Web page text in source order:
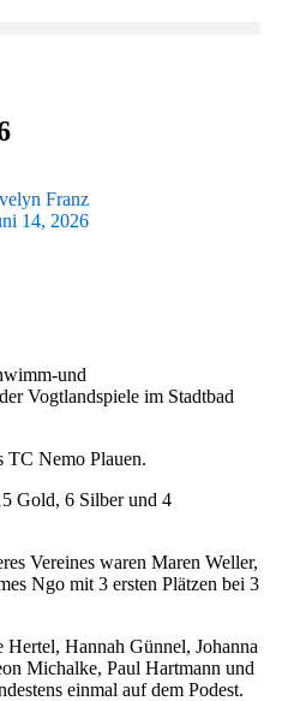
Franz
14, 2026
und
Vogtlandspiele im Stadtbad
TC Nemo Plauen.
Gold, 6 Silber und 4
Vereines waren Maren Weller,
Ngo mit 3 ersten Plätzen bei 3
Hannah Günnel, Johanna
Michalke, Paul Hartmann und
einmal auf dem Podest.